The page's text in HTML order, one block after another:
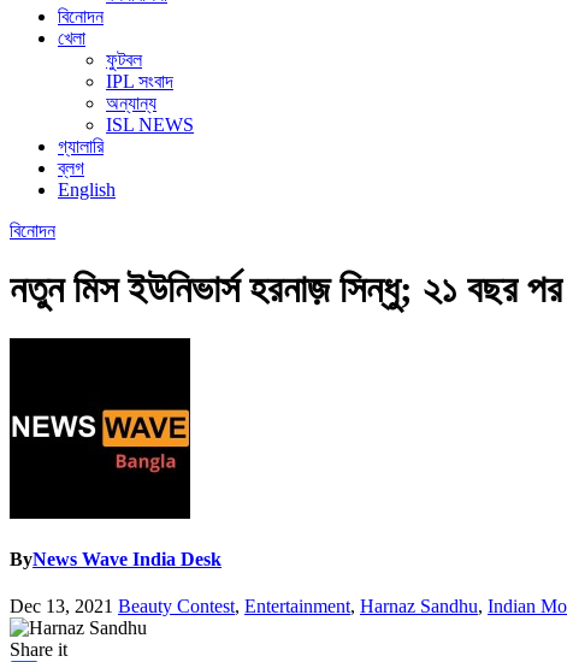
বিনোদন
খেলা
ফুটবল
IPL সংবাদ
অন্যান্য
ISL NEWS
গ্যালারি
ব্লগ
English
বিনোদন
নতুন মিস ইউনিভার্স হরনাজ় সিন্ধু; ২১ বছর
ByNews Wave India Desk
Dec 13, 2021 Beauty Contest, Entertainment, Harnaz Sandhu, Indian
Share it